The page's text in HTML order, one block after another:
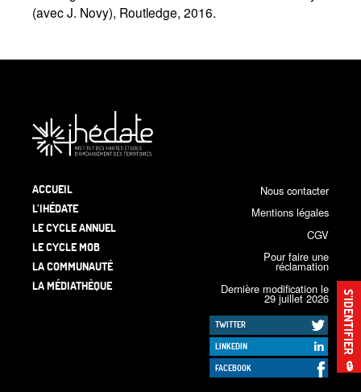
S’IDENTIFIER
🔒
(avec J. Novy), Routledge, 2016.
ACCUEIL
L’IHÉDATE
LE CYCLE ANNUEL
LE CYCLE MOB
LA COMMUNAUTÉ
LA MÉDIATHÈQUE
Nous contacter
Mentions légales
CGV
Pour faire une
réclamation
Dernière modification le
29 juillet 2026
TWITTER
LINKEDIN
FACEBOOK